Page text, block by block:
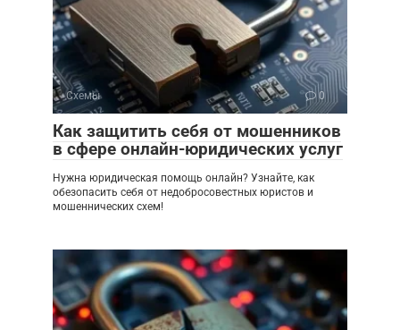
Схемы 0
Как защитить себя от мошенников
в сфере онлайн-юридических услуг
Нужна юридическая помощь онлайн? Узнайте, как
обезопасить себя от недобросовестных юристов и
мошеннических схем!